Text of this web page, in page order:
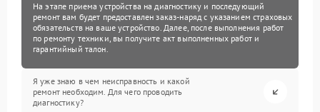
На этапе приема устройства на диагностику и последующий
ремонт вам будет предоставлен заказ-наряд с указанием страховых
обязательств на ваше устройство. Далее, после выполнения работ
по ремонту техники, вы получите акт выполненных работ и
гарантийный талон.
Я уже знаю в чем неисправность и какой
ремонт необходим. Для чего проводить
диагностику?